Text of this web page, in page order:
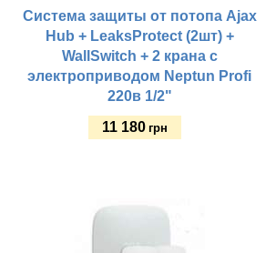
Система защиты от потопа Ajax
Hub + LeaksProtect (2шт) +
WallSwitch + 2 крана с
электроприводом Neptun Profi
220в 1/2"
11 180 грн